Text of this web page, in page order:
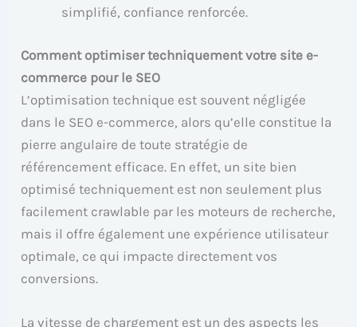
simplifié, confiance renforcée.
Comment optimiser techniquement votre site e-
commerce pour le SEO
L’optimisation technique est souvent négligée
dans le SEO e-commerce, alors qu’elle constitue la
pierre angulaire de toute stratégie de
référencement efficace. En effet, un site bien
optimisé techniquement est non seulement plus
facilement crawlable par les moteurs de recherche,
mais il offre également une expérience utilisateur
optimale, ce qui impacte directement vos
conversions.
La vitesse de chargement est un des aspects les